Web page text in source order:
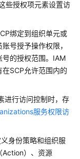
些授权项元素设置访
绑定到组织单元或
号授予操作权限，
的授权范围。IAM
SCP允许范围内的
进行访问控制时，存
服务权限访
身份策略和组织服
Action）、资源